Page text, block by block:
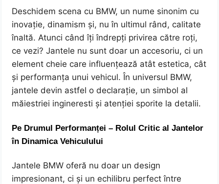
Deschidem scena cu BMW, un nume sinonim cu
inovație, dinamism și, nu în ultimul rând, calitate
înaltă. Atunci când îți îndrepți privirea către roți,
ce vezi? Jantele nu sunt doar un accesoriu, ci un
element cheie care influențează atât estetica, cât
și performanța unui vehicul. În universul BMW,
jantele devin astfel o declarație, un simbol al
măiestriei ingineresti și atenției sporite la detalii.
Pe Drumul Performanței – Rolul Critic al Jantelor
în Dinamica Vehiculului
Jantele BMW oferă nu doar un design
impresionant, ci și un echilibru perfect între